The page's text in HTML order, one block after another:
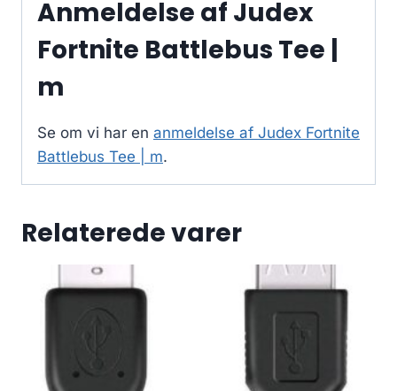
Anmeldelse af Judex
Fortnite Battlebus Tee |
m
Se om vi har en anmeldelse af Judex Fortnite
Battlebus Tee | m.
Relaterede varer